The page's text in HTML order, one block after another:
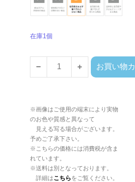
在庫1個
お買い物
※画像はご使用の端末により実物
のお色や質感と異なって
見える写る場合がございます。
予めご了承下さい。
※こちらの価格には消費税が含ま
れています。
※送料は別となっております。
詳細はこちらをご覧ください。